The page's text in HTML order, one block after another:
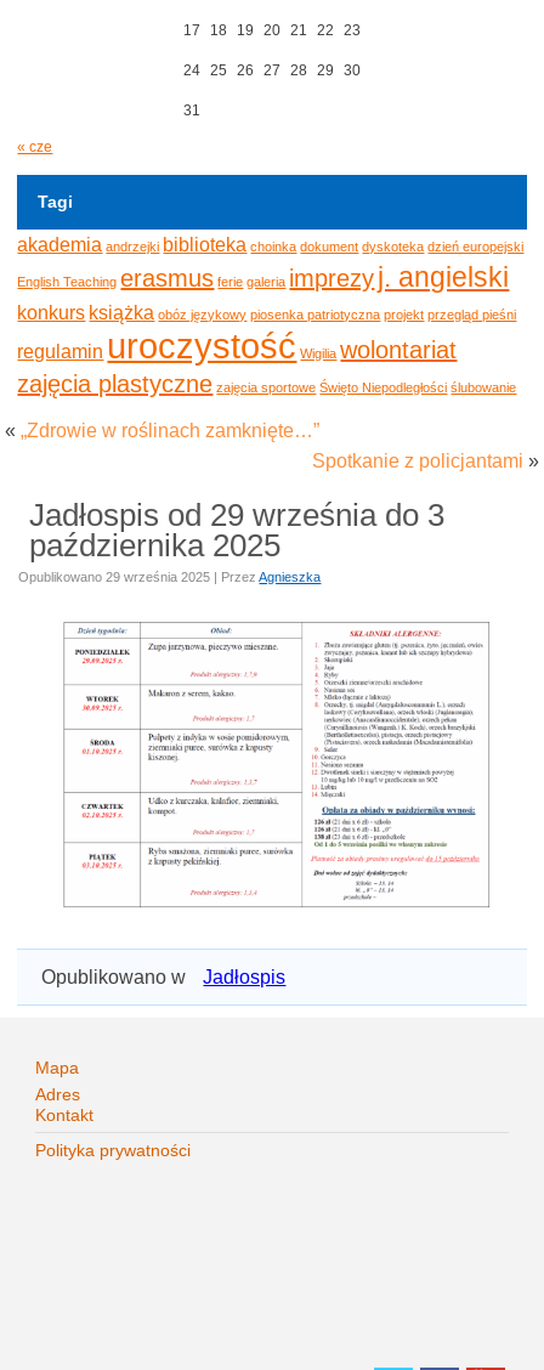
17 18 19 20 21 22 23
24 25 26 27 28 29 30
31
« cze
Tagi
akademia andrzejki biblioteka choinka dokument dyskoteka dzień europejski
English Teaching erasmus ferie galeria imprezyj. angielski
konkurs książka obóz językowy piosenka patriotyczna projekt przegląd pieśni
regulamin uroczystość Wigilia wolontariat
zajęcia plastyczne zajęcia sportowe Święto Niepodległości ślubowanie
«„Zdrowie w roślinach zamknięte…”
Spotkanie z policjantami »
Jadłospis od 29 września do 3
października 2025
Opublikowano 29 września 2025 | Przez Agnieszka
Opublikowano w Jadłospis
Mapa
Adres
Kontakt
Polityka prywatności